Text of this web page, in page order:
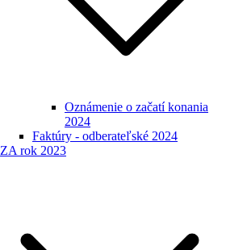
Oznámenie o začatí konania
2024
Faktúry - odberateľské 2024
ZA rok 2023